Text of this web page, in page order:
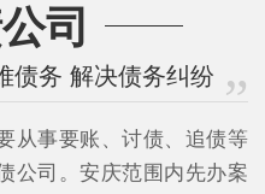
司
债务 解决债务纠纷
从事要账、讨债、追债等
公司。安庆范围内先办案